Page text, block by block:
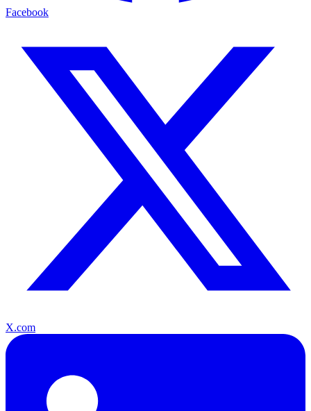
Facebook
X.com